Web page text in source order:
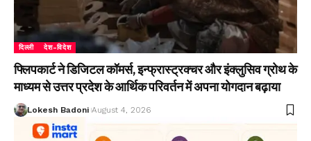
दिल्ली देश-विदेश
फ्लिपकार्ट ने डिजिटल कॉमर्स, इन्फ्रास्ट्रक्चर और इंक्लुसिव ग्रोथ के
माध्यम से उत्तर प्रदेश के आर्थिक परिवर्तन में अपना योगदान बढ़ाया
Lokesh Badoni August 4, 2026